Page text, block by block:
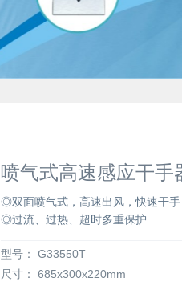
喷气式高速感应干手
◎双面喷气式，高速出风，快速干
◎过流、过热、超时多重保护
型号： G33550T
尺寸：
685x300x220mm